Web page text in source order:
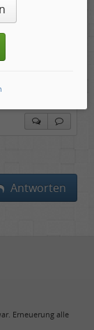
zu
Antworten
Erneuerung alle